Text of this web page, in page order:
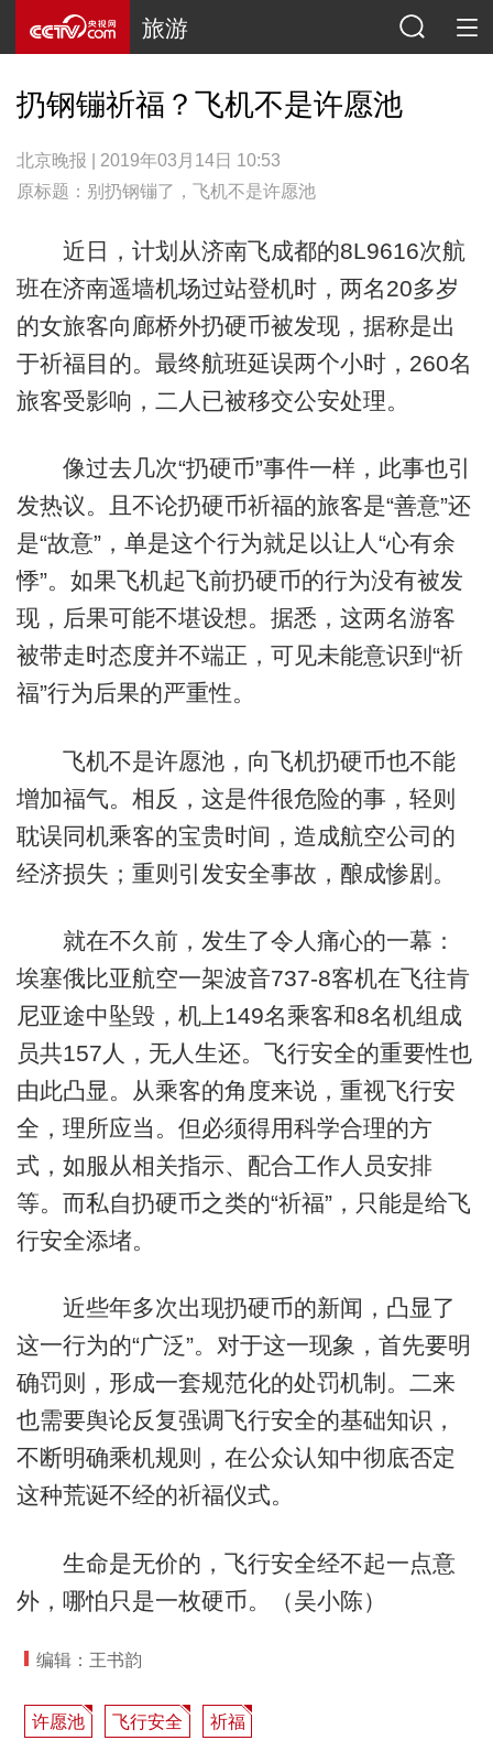
旅游
扔钢镚祈福？飞机不是许愿池
北京晚报 | 2019年03月14日 10:53
原标题：别扔钢镚了，飞机不是许愿池
近日，计划从济南飞成都的8L9616次航
班在济南遥墙机场过站登机时，两名20多岁
的女旅客向廊桥外扔硬币被发现，据称是出
于祈福目的。最终航班延误两个小时，260名
旅客受影响，二人已被移交公安处理。
像过去几次“扔硬币”事件一样，此事也引
发热议。且不论扔硬币祈福的旅客是“善意”还
是“故意”，单是这个行为就足以让人“心有余
悸”。如果飞机起飞前扔硬币的行为没有被发
现，后果可能不堪设想。据悉，这两名游客
被带走时态度并不端正，可见未能意识到“祈
福”行为后果的严重性。
飞机不是许愿池，向飞机扔硬币也不能
增加福气。相反，这是件很危险的事，轻则
耽误同机乘客的宝贵时间，造成航空公司的
经济损失；重则引发安全事故，酿成惨剧。
就在不久前，发生了令人痛心的一幕：
埃塞俄比亚航空一架波音737-8客机在飞往肯
尼亚途中坠毁，机上149名乘客和8名机组成
员共157人，无人生还。飞行安全的重要性也
由此凸显。从乘客的角度来说，重视飞行安
全，理所应当。但必须得用科学合理的方
式，如服从相关指示、配合工作人员安排
等。而私自扔硬币之类的“祈福”，只能是给飞
行安全添堵。
近些年多次出现扔硬币的新闻，凸显了
这一行为的“广泛”。对于这一现象，首先要明
确罚则，形成一套规范化的处罚机制。二来
也需要舆论反复强调飞行安全的基础知识，
不断明确乘机规则，在公众认知中彻底否定
这种荒诞不经的祈福仪式。
生命是无价的，飞行安全经不起一点意
外，哪怕只是一枚硬币。（吴小陈）
编辑：王书韵
许愿池 飞行安全 祈福